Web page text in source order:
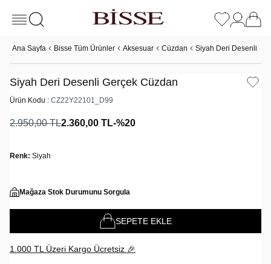
Ana Sayfa Bisse Tüm Ürünler Aksesuar Cüzdan Siyah Deri Desenli
Siyah Deri Desenli Gerçek Cüzdan
Ürün Kodu : CZ22Y22101_D99
2.950,00TL2.360,00 TL-%20
Renk: Siyah
Mağaza Stok Durumunu Sorgula
SEPETE EKLE
1.000 TL Üzeri Kargo Ücretsiz 🎉